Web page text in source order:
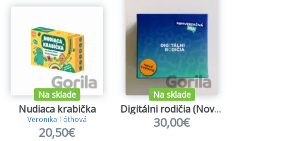
Na sklade
Nudiaca krabička
Veronika Tóthová
20,50€
Na sklade
Digitálni rodičia (Nové vydanie 2026)
30,00€